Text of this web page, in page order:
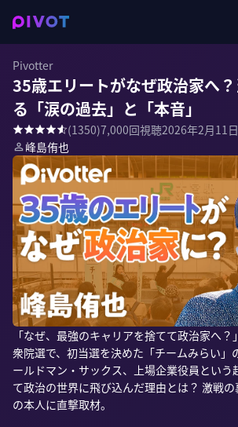
Pivotter
35歳エリートがなぜ政治家へ
る「涙の過去」と「本音」
(1350)7,000回視聴2026年2月11日
峰島侑也
「なぜ、最強のキャリアを捨てて政治家へ
衆院選で、初当選を決めた「チームみらい」
ールドマン・サックス、上場企業役員という
て政治の世界に飛び込んだ理由とは？ 激戦
の本人に直撃取材。